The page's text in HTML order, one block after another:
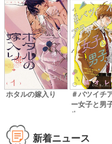
ホタルの嫁入り
＃バツイチ
ー女子と男
生
新着ニュース